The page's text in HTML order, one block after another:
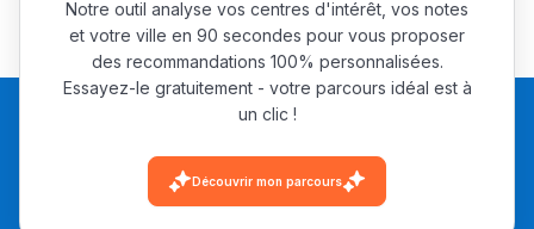
دليل المهن
دليل التوجيه
Notre outil analyse vos centres d'intérêt, vos notes
et votre ville en 90 secondes pour vous proposer
des recommandations 100% personnalisées.
Essayez-le gratuitement - votre parcours idéal est à
un clic !
Découvrir mon parcours